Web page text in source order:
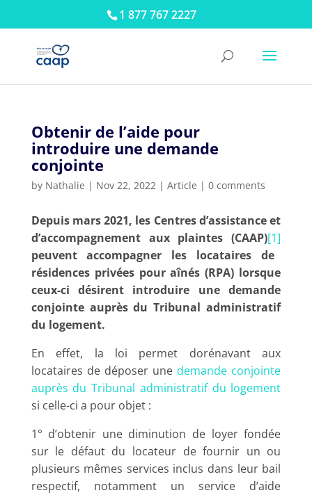
1 877 767 2227
Obtenir de l’aide pour
introduire une demande
conjointe
by Nathalie | Nov 22, 2022| Article | 0 comments
Depuis mars 2021, les Centres d’assistance et
d’accompagnement aux plaintes (CAAP)[1]
peuvent accompagner les locataires de
résidences privées pour aînés (RPA) lorsque
ceux-ci désirent introduire une demande
conjointe auprès du Tribunal administratif
du logement.
En effet, la loi permet dorénavant aux
locataires de déposer une demande conjointe
auprès du Tribunal administratif du logement
si celle-ci a pour objet :
1° d’obtenir une diminution de loyer fondée
sur le défaut du locateur de fournir un ou
plusieurs mêmes services inclus dans leur bail
respectif, notamment un service d’aide